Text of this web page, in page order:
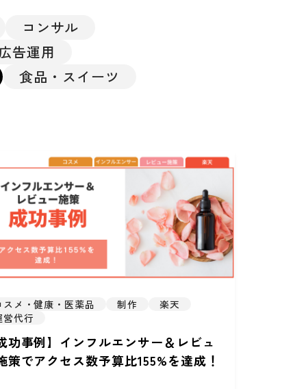
コンサル
広告運用
食品・スイーツ
スメ・健康・医薬品 制作
楽天
営代行
功事例】インフルエンサー＆レビュ
策でアクセス数予算比155%を達成！